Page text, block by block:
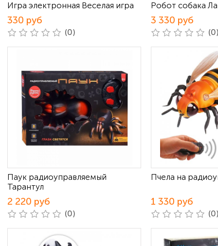
Игра электронная Веселая игра
330 руб
(0)
Робот собака
3 330 руб
Паук радиоуправляемый
Тарантул
2 220 руб
(0)
Пчела на
1 330 руб